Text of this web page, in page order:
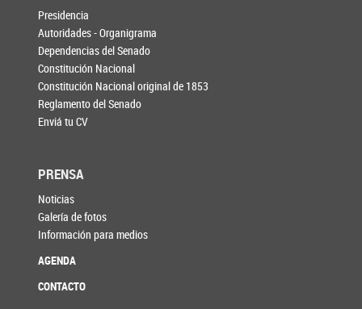
Presidencia
Autoridades - Organigrama
Dependencias del Senado
Constitución Nacional
Constitución Nacional original de 1853
Reglamento del Senado
Enviá tu CV
PRENSA
Noticias
Galería de fotos
Información para medios
AGENDA
CONTACTO